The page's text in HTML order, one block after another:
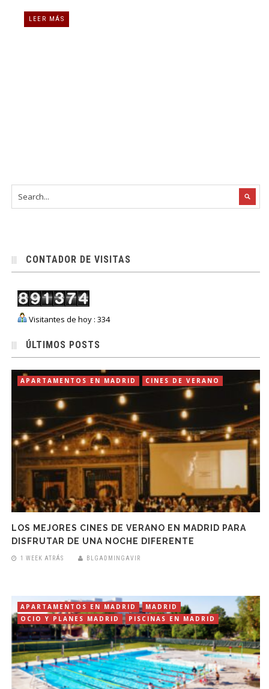
LEER MÁS
CONTADOR DE VISITAS
Visitantes de hoy : 334
ÚLTIMOS POSTS
APARTAMENTOS EN MADRID CINES DE VERANO
LOS MEJORES CINES DE VERANO EN MADRID PARA
DISFRUTAR DE UNA NOCHE DIFERENTE
1 WEEK ATRÁS BLGADMINGAVIR
APARTAMENTOS EN MADRID
MADRID
OCIO Y PLANES MADRID
PISCINAS EN MADRID